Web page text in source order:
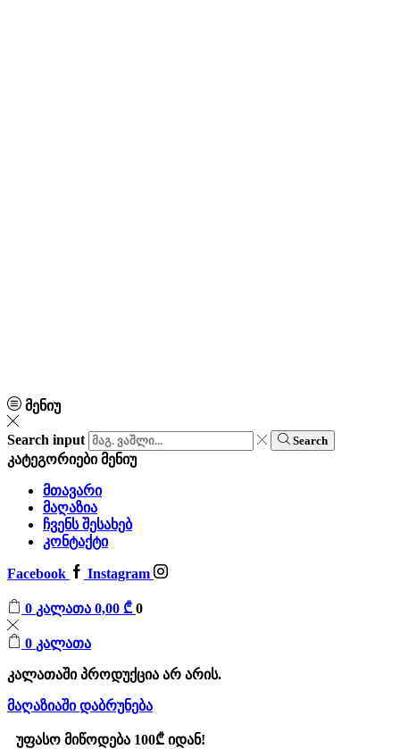
მენიუ
Search input Search
კატეგორიებიმენიუ
მთავარი
მაღაზია
ჩვენს შესახებ
კონტაქტი
Facebook Instagram
0 კალათა 0,00 ₾ 0
0 კალათა
კალათაში პროდუქცია არ არის.
მაღაზიაში დაბრუნება
უფასო მიწოდება 100₾ იდან!